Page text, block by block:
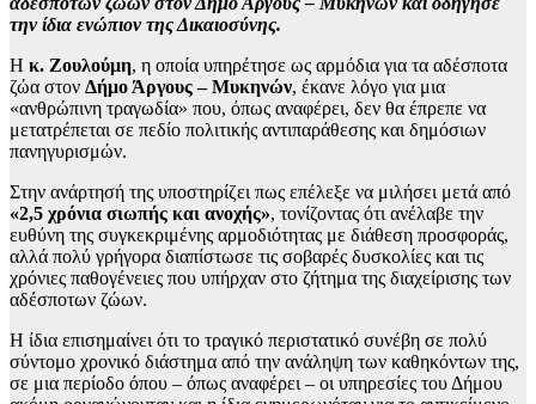
την ίδια ενώπιον της Δικαιοσύνης.
Η κ. Ζουλούμη, η οποία υπηρέτησε ως αρμόδια για τα αδέσποτα
ζώα στον Δήμο Άργους – Μυκηνών, έκανε λόγο για μια
«ανθρώπινη τραγωδία» που, όπως αναφέρει, δεν θα έπρεπε να
μετατρέπεται σε πεδίο πολιτικής αντιπαράθεσης και δημόσιων
πανηγυρισμών.
Στην ανάρτησή της υποστηρίζει πως επέλεξε να μιλήσει μετά από
«2,5 χρόνια σιωπής και ανοχής», τονίζοντας ότι ανέλαβε την
ευθύνη της συγκεκριμένης αρμοδιότητας με διάθεση προσφοράς,
αλλά πολύ γρήγορα διαπίστωσε τις σοβαρές δυσκολίες και τις
χρόνιες παθογένειες που υπήρχαν στο ζήτημα της διαχείρισης των
αδέσποτων ζώων.
Η ίδια επισημαίνει ότι το τραγικό περιστατικό συνέβη σε πολύ
σύντομο χρονικό διάστημα από την ανάληψη των καθηκόντων της,
σε μια περίοδο όπου – όπως αναφέρει – οι υπηρεσίες του Δήμου